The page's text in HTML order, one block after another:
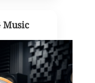
Music